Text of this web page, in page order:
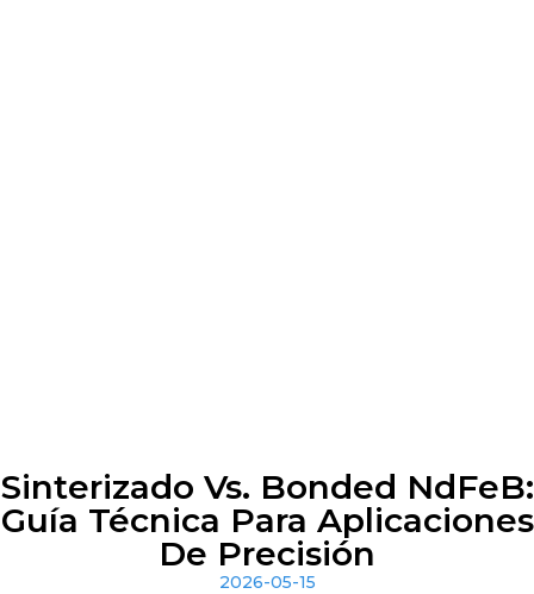
Sinterizado Vs. Bonded NdFeB:
Guía Técnica Para Aplicaciones
De Precisión
2026-05-15